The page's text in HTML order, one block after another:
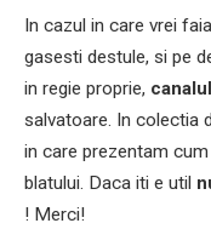
In cazul in care vrei
gasesti destule, si pe
in regie proprie,
salvatoare. In colectia
in care prezentam
blatului. Daca iti e util
! Merci!